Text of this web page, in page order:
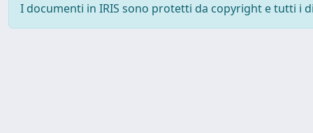
I documenti in IRIS sono protetti da copyright e tutti i